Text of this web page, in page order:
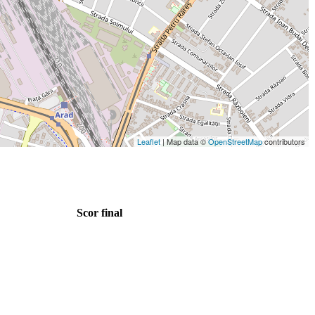
Leaflet | Map data ©OpenStreetMapcontributors
Scor final